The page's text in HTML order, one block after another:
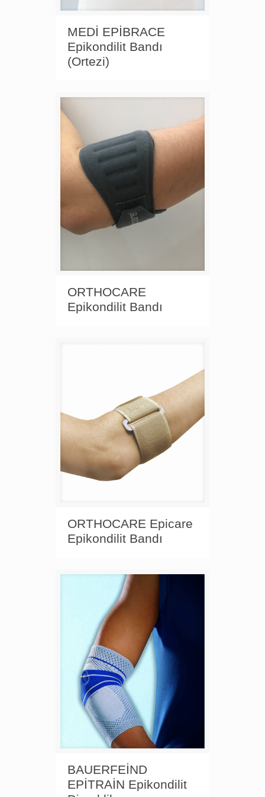
MEDİ EPİBRACE
Epikondilit Bandı
(Ortezi)
ORTHOCARE
Epikondilit Bandı
ORTHOCARE Epicare
Epikondilit Bandı
BAUERFEİND
EPİTRAİN Epikondilit